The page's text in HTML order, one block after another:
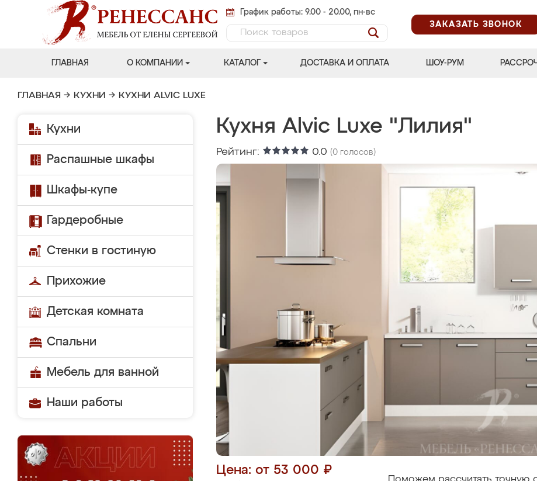
График работы: 9.00 - 20.00, пн-вс
ЗАКАЗАТЬ ЗВОНОК
ГЛАВНАЯ О КОМПАНИИ КАТАЛОГ ДОСТАВКА И ОПЛАТА ШОУ-РУМ
ГЛАВНАЯ → КУХНИ → КУХНИ ALVIC LUXE
Кухни
Распашные шкафы
Шкафы-купе
Гардеробные
Стенки в гостиную
Прихожие
Детская комната
Спальни
Мебель для ванной
Наши работы
Кухня Alvic Luxe "Лилия"
Рейтинг: 0.0 (0 голосов)
Цена: от 53 000 ₽